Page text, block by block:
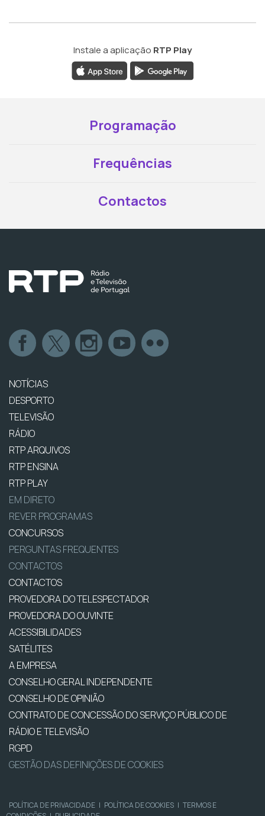
Instale a aplicação RTP Play
Programação
Frequências
Contactos
NOTÍCIAS
DESPORTO
TELEVISÃO
RÁDIO
RTP ARQUIVOS
RTP ENSINA
RTP PLAY
EM DIRETO
REVER PROGRAMAS
CONCURSOS
PERGUNTAS FREQUENTES
CONTACTOS
CONTACTOS
PROVEDORA DO TELESPECTADOR
PROVEDORA DO OUVINTE
ACESSIBILIDADES
SATÉLITES
A EMPRESA
CONSELHO GERAL INDEPENDENTE
CONSELHO DE OPINIÃO
CONTRATO DE CONCESSÃO DO SERVIÇO PÚBLICO DE
RÁDIO E TELEVISÃO
RGPD
GESTÃO DAS DEFINIÇÕES DE COOKIES
POLÍTICA DE PRIVACIDADE | POLÍTICA DE COOKIES | TERMOS E